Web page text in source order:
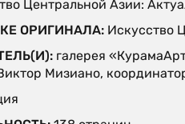
Центральной Азии:
ОРИГИНАЛА: Искусство
галерея
Мизиано,